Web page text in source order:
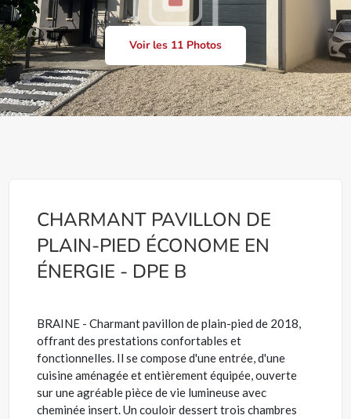
Voir les 11 Photos
CHARMANT PAVILLON DE
PLAIN-PIED ÉCONOME EN
ÉNERGIE - DPE B
BRAINE - Charmant pavillon de plain-pied de 2018,
offrant des prestations confortables et
fonctionnelles. Il se compose d'une entrée, d'une
cuisine aménagée et entièrement équipée, ouverte
sur une agréable pièce de vie lumineuse avec
cheminée insert. Un couloir dessert trois chambres